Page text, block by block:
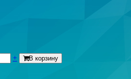
+ В корзину